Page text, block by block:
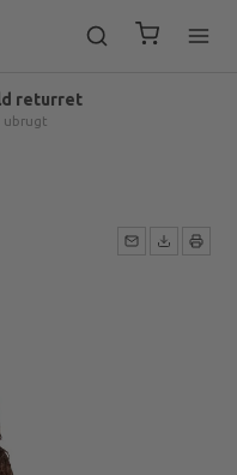
returret
ubrugt